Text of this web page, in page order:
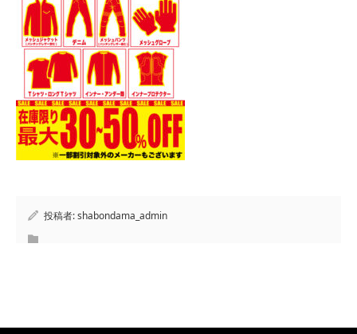
投稿者:shabondama_admin